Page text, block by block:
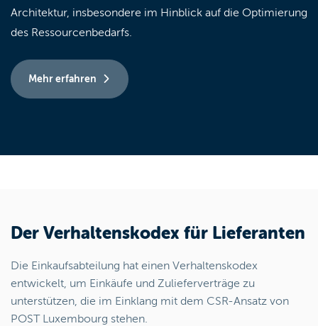
Architektur, insbesondere im Hinblick auf die Optimierung
des Ressourcenbedarfs.
Mehr erfahren
Der Verhaltenskodex für Lieferanten
Die Einkaufsabteilung hat einen Verhaltenskodex
entwickelt, um Einkäufe und Zulieferverträge zu
unterstützen, die im Einklang mit dem CSR-Ansatz von
POST Luxembourg stehen.